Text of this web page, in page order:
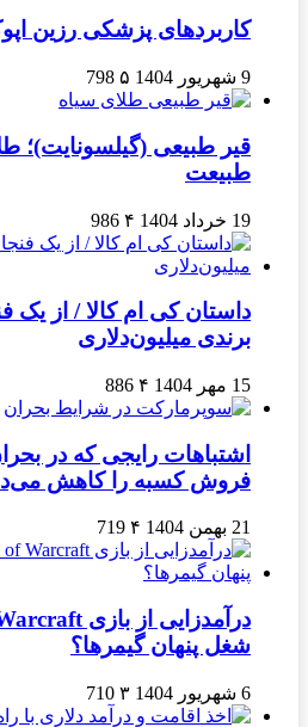
کاربردهای پزشکی رزین
9 شهریور 1404 ۵ 798
قیر طبیعی (گیلسونایت)؛
طبیعت
19 خرداد 1404 ۴ 986
داستان کی ام کالا / از یک
برندی میلیون‌دلاری
15 مهر 1404 ۴ 886
اشتباهات رایجی که در
فروش کسبه را کاهش
21 بهمن 1404 ۴ 719
شغل پنهان گیمرها؟
6 شهریور 1404 ۳ 710